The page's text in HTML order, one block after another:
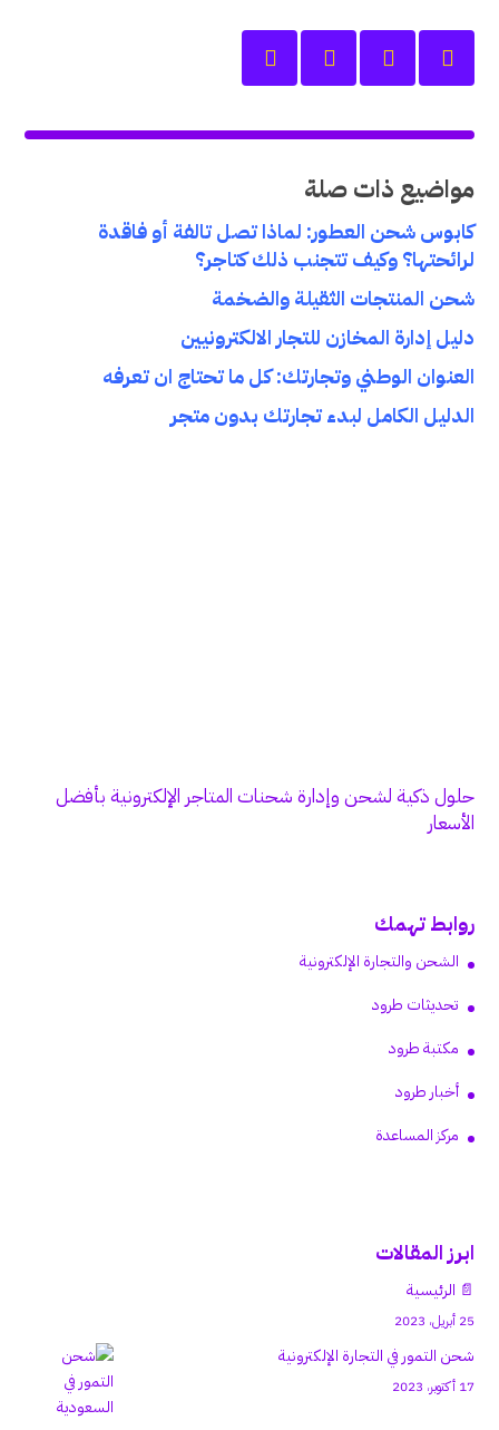
مواضيع ذات صلة
كابوس شحن العطور: لماذا تصل تالفة أو فاقدة
لرائحتها؟ وكيف تتجنب ذلك كتاجر؟
شحن المنتجات الثقيلة والضخمة
دليل إدارة المخازن للتجار الالكترونيين
العنوان الوطني وتجارتك: كل ما تحتاج ان تعرفه
الدليل الكامل لبدء تجارتك بدون متجر
حلول ذكية لشحن وإدارة شحنات المتاجر الإلكترونية بأفضل
الأسعار
روابط تهمك
الشحن والتجارة الإلكترونية
تحديثات طرود
مكتبة طرود
أخبار طرود
مركز المساعدة
ابرز المقالات
📄 الرئيسية
25 أبريل، 2023
شحن التمور في التجارة الإلكترونية
17 أكتوبر، 2023